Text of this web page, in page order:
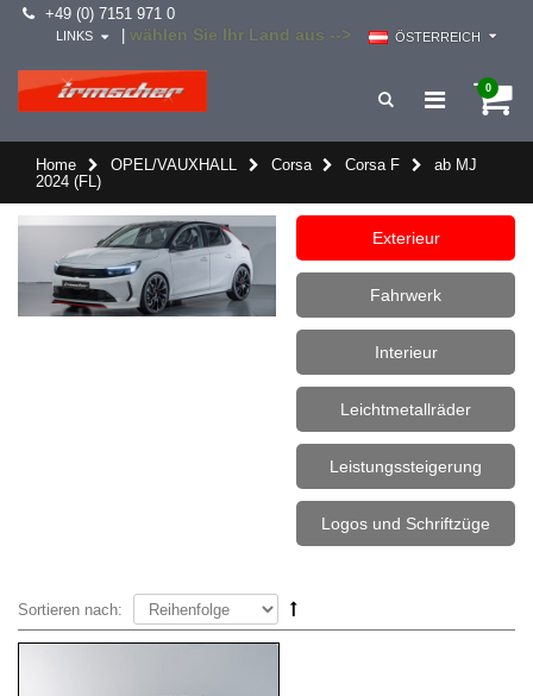
+49 (0) 7151 971 0
wählen Sie Ihr Land aus --> ÖSTERREICH
LINKS
0
Home OPEL/VAUXHALL Corsa Corsa F
ab MJ
2024 (FL)
Exterieur
Fahrwerk
Interieur
Leichtmetallräder
Leistungssteigerung
Logos und Schriftzüge
Sortieren nach: